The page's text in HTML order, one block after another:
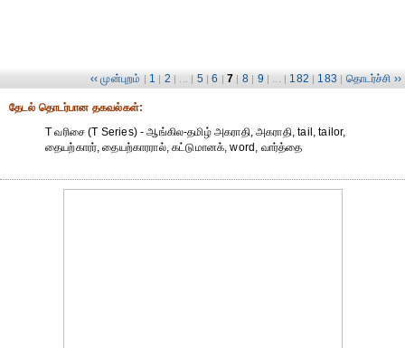
‹‹ முன்புறம் | 1 | 2 | ... | 5 | 6 | 7 | 8 | 9 | ... | 182 | 183 | தொடர்ச்சி ››
தேட‌ல் தொட‌ர்பான தகவ‌ல்க‌ள்:
T வரிசை (T Series) - ஆங்கில-தமிழ் அகராதி, அகராதி, tail, tailor,
தையற்காரர், தையற்காரரால், கட்டுமானக், word, வார்த்தை